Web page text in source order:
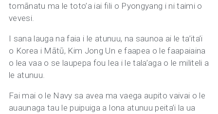
tomānatu ma le toto’a iai fili o Pyongyang i ni taimi o
vevesi.
I sana lauga na faia i le atunuu, na saunoa ai le ta’ita’i
o Korea i Mātū, Kim Jong Un e faapea o le faapaiaina
o lea vaa o se laupepa fou lea i le tala’aga o le militeli a
le atunuu.
Fai mai o le Navy sa avea ma vaega aupito vaivai o le
auaunaga tau le puipuiga a lona atunuu peita’i la ua